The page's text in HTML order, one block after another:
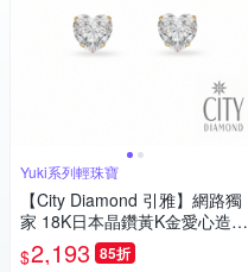
Yuki系列輕珠寶
【City Diamond 引雅】網路獨
家 18K日本晶鑽黃K金愛心造型
耳環(東京Yuki系列)
$2,193 85折